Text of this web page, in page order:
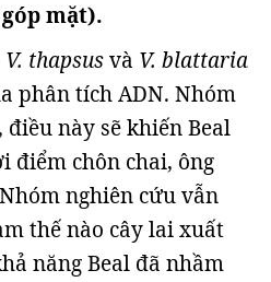
mặt).
V. thapsusvà V. blattaria
phân tích ADN. Nhóm
này sẽ khiến Beal
điểm chôn chai, ông
nghiên cứu vẫn
thế nào cây lai xuất
năng Beal đã nhầm